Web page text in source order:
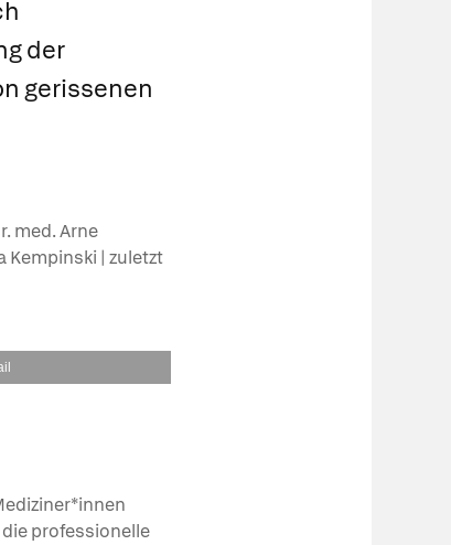
der
gerissenen
med. Arne
Kempinski | zuletzt
professionelle